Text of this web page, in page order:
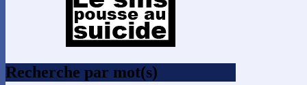
Recherche par mot(s)